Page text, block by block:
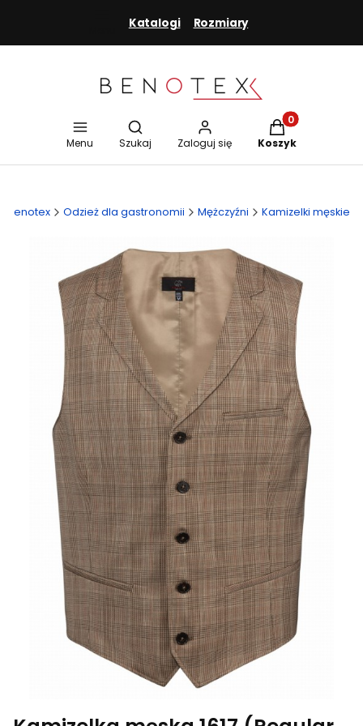
Katalogi Rozmiary
Menu
Otwórz wyszukiwarkę
Szukaj Zaloguj się
Produkty w
Koszyk
Benotex Odzież dla gastronomii Mężczyźni Kamizelki męskie